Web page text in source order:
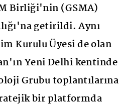
Birliği'nin (GSMA)
getirildi. Aynı
Kurulu Üyesi de olan
Yeni Delhi kentinde
Grubu toplantılarına
bir platformda